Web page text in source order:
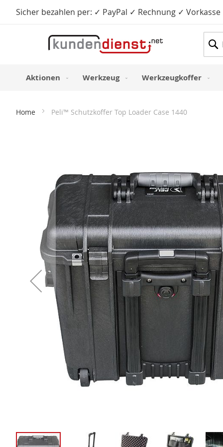
Sicher bezahlen per: ✓ PayPal ✓ Rechnung ✓ Vorkasse
Aktionen Werkzeug Werkzeugkoffer
Home Peli™ Schutzkoffer Top Loader Case 1440
Bildergalerie